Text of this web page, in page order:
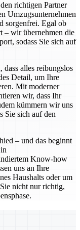
richtigen Partner
Umzugsunternehmen
sorgenfrei. Egal ob
– wir übernehmen die
sodass Sie sich auf
dass alles reibungslos
Detail, um Ihre
Mit moderner
wir, dass Ihr
kümmern wir uns
Sie sich auf den
– und das beginnt
Know-how
uns an Ihre
Haushalts oder um
nicht nur richtig,